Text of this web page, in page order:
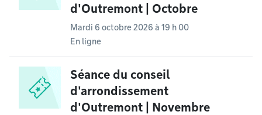
d'Outremont | Octobre
Mardi 6 octobre 2026 à 19 h 00
En ligne
Séance du conseil
d'arrondissement
d'Outremont | Novembre